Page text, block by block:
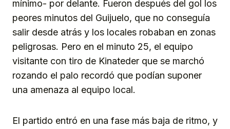
mínimo- por delante. Fueron después del gol los
peores minutos del Guijuelo, que no conseguía
salir desde atrás y los locales robaban en zonas
peligrosas. Pero en el minuto 25, el equipo
visitante con tiro de Kinateder que se marchó
rozando el palo recordó que podían suponer
una amenaza al equipo local.
El partido entró en una fase más baja de ritmo, y